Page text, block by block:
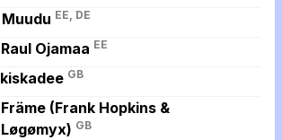
Muudu EE, DE
Raul Ojamaa EE
kiskadee GB
Främe (Frank Hopkins &
Løgømyx) GB